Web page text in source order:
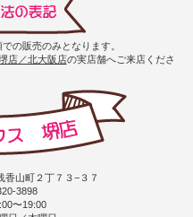
の販売のみとなります。
店／北大阪店の実店舗へご来店くださ
香山町２丁７３−３７
3898
〜19:00